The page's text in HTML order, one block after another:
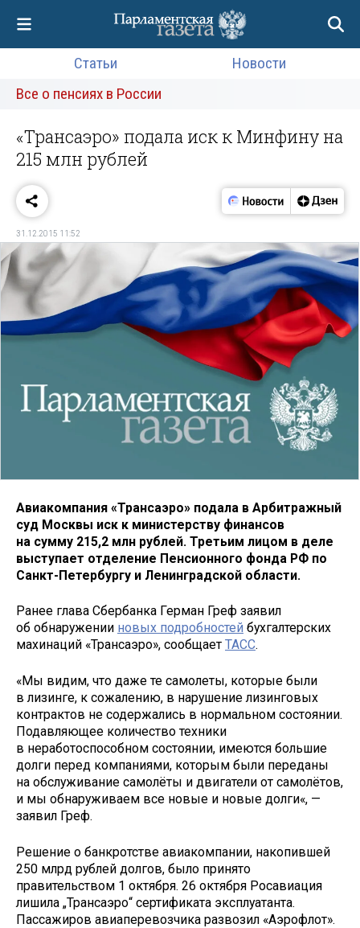
Статьи
Новости
Все о пенсиях в России
«Трансаэро» подала иск к Минфину на
215 млн рублей
31.12.2015 11:52
Авиакомпания «Трансаэро» подала в Арбитражный
суд Москвы иск к министерству финансов
на сумму 215,2 млн рублей. Третьим лицом в деле
выступает отделение Пенсионного фонда РФ по
Санкт-Петербургу и Ленинградской области.
Ранее глава Сбербанка Герман Греф заявил
об обнаружении новых подробностей бухгалтерских
махинаций «Трансаэро», сообщает ТАСС.
«Мы видим, что даже те самолеты, которые были
в лизинге, к сожалению, в нарушение лизинговых
контрактов не содержались в нормальном состоянии.
Подавляющее количество техники
в неработоспособном состоянии, имеются большие
долги перед компаниями, которым были переданы
на обслуживание самолёты и двигатели от самолётов,
и мы обнаруживаем все новые и новые долги«, —
заявил Греф.
Решение о банкротстве авиакомпании, накопившей
250 млрд рублей долгов, было принято
правительством 1 октября. 26 октября Росавиация
лишила „Трансаэро“ сертификата эксплуатанта.
Пассажиров авиаперевозчика развозил «Аэрофлот».